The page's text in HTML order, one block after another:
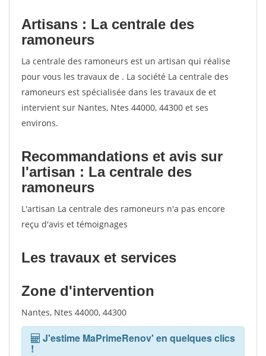
Artisans : La centrale des
ramoneurs
La centrale des ramoneurs est un artisan qui réalise
pour vous les travaux de . La société La centrale des
ramoneurs est spécialisée dans les travaux de et
intervient sur Nantes, Ntes 44000, 44300 et ses
environs.
Recommandations et avis sur
l'artisan : La centrale des
ramoneurs
L'artisan La centrale des ramoneurs n'a pas encore
reçu d'avis et témoignages
Les travaux et services
Zone d'intervention
Nantes, Ntes 44000, 44300